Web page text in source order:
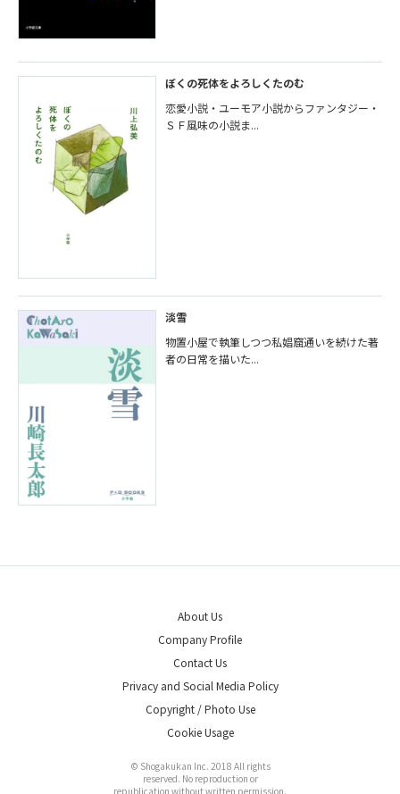
ぼくの死体をよろしくたのむ
恋愛小説・ユーモア小説からファンタジー・
ＳＦ風味の小説ま...
淡雪
物置小屋で執筆しつつ私娼窟通いを続けた著
者の日常を描いた...
About Us
Company Profile
Contact Us
Privacy and Social Media Policy
Copyright / Photo Use
Cookie Usage
© Shogakukan Inc. 2018 All rights
reserved. No reproduction or
republication without written permission.